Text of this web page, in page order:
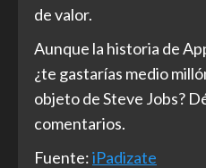
de valor.
Aunque la historia de
¿te gastarías medio
objeto de Steve Jobs?
comentarios.
Fuente:iPadizate